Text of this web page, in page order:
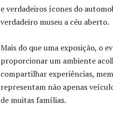
e verdadeiros ícones do
verdadeiro museu a céu aberto.
Mais do que uma exposição, o
proporcionar um ambiente
compartilhar experiências,
representam não apenas
de muitas famílias.